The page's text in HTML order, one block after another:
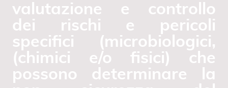
valutazione e controllo
dei rischi e pericoli
specifici (microbiologici,
(chimici e/o fisici) che
possono determinare la